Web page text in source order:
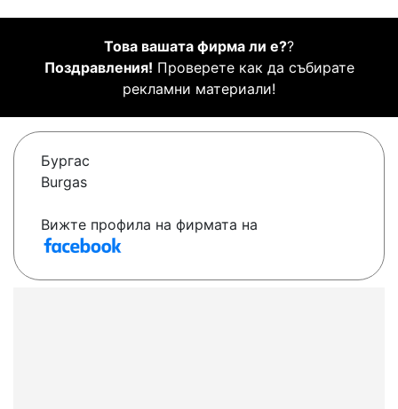
Това вашата фирма ли е??
Поздравления! Проверете как да събирате
рекламни материали!
Бургас
Burgas
Вижте профила на фирмата на